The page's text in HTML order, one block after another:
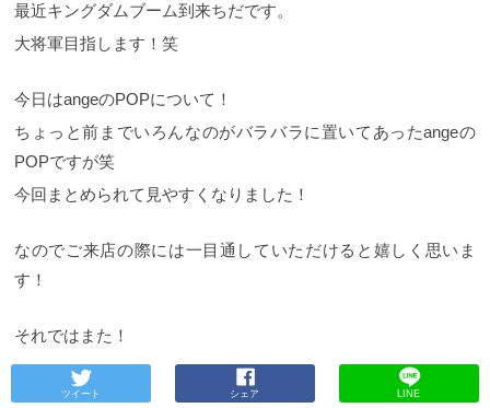
最近キングダムブーム到来ちだです。
大将軍目指します！笑
今日はangeのPOPについて！
ちょっと前までいろんなのがバラバラに置いてあったangeの
POPですが笑
今回まとめられて見やすくなりました！
なのでご来店の際には一目通していただけると嬉しく思いま
す！
それではまた！
ツイート シェア LINE